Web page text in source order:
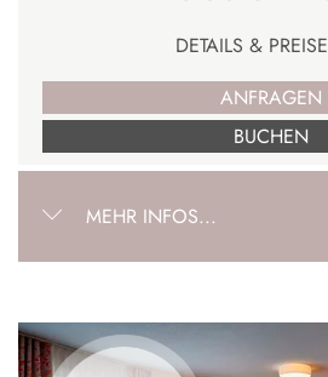
MEHR INFOS...
DETAILS & PREISE
ANFRAGEN
BUCHEN